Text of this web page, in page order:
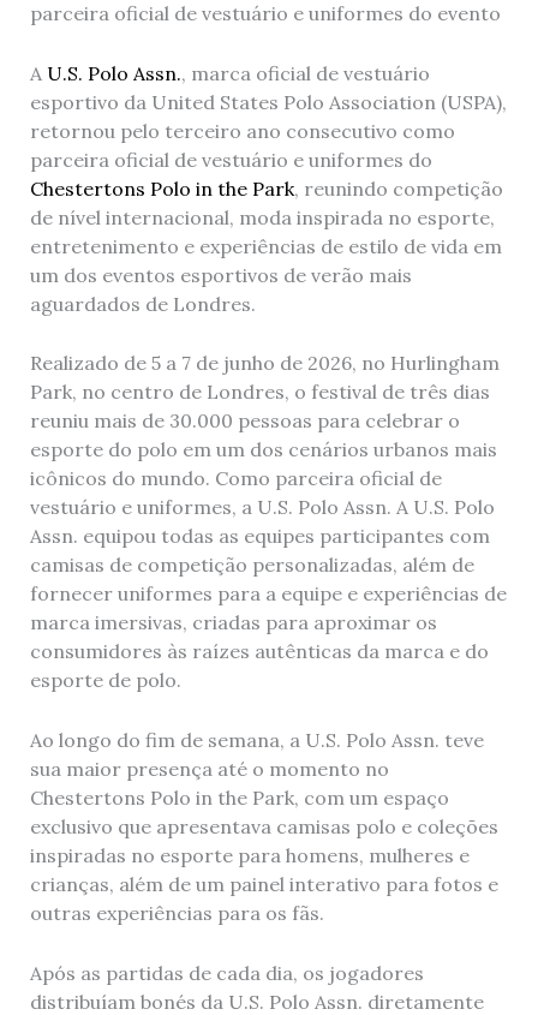
parceira oficial de vestuário e uniformes do evento
A U.S. Polo Assn., marca oficial de vestuário
esportivo da United States Polo Association (USPA),
retornou pelo terceiro ano consecutivo como
parceira oficial de vestuário e uniformes do
Chestertons Polo in the Park, reunindo competição
de nível internacional, moda inspirada no esporte,
entretenimento e experiências de estilo de vida em
um dos eventos esportivos de verão mais
aguardados de Londres.
Realizado de 5 a 7 de junho de 2026, no Hurlingham
Park, no centro de Londres, o festival de três dias
reuniu mais de 30.000 pessoas para celebrar o
esporte do polo em um dos cenários urbanos mais
icônicos do mundo. Como parceira oficial de
vestuário e uniformes, a U.S. Polo Assn. A U.S. Polo
Assn. equipou todas as equipes participantes com
camisas de competição personalizadas, além de
fornecer uniformes para a equipe e experiências de
marca imersivas, criadas para aproximar os
consumidores às raízes autênticas da marca e do
esporte de polo.
Ao longo do fim de semana, a U.S. Polo Assn. teve
sua maior presença até o momento no
Chestertons Polo in the Park, com um espaço
exclusivo que apresentava camisas polo e coleções
inspiradas no esporte para homens, mulheres e
crianças, além de um painel interativo para fotos e
outras experiências para os fãs.
Após as partidas de cada dia, os jogadores
distribuíam bonés da U.S. Polo Assn. diretamente